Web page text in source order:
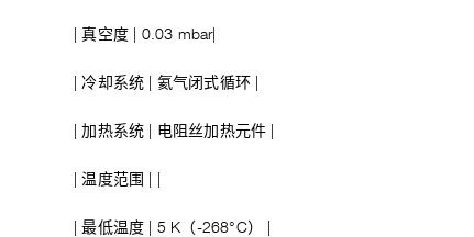
| 真空度 | 0.03 mbar|
| 冷却系统 | 氦气闭式循环 |
| 加热系统 | 电阻丝加热元件 |
| 温度范围 | |
| 最低温度 | 5 K（-268°C） |